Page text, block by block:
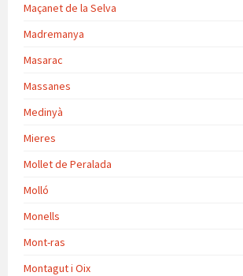
Maçanet de la Selva
Madremanya
Masarac
Massanes
Medinyà
Mieres
Mollet de Peralada
Molló
Monells
Mont-ras
Montagut i Oix